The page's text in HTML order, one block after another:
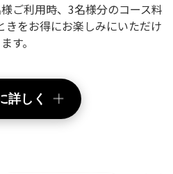
ご利用時、3名様分のコース料
をお得にお楽しみにいただけ
ます。
詳しく